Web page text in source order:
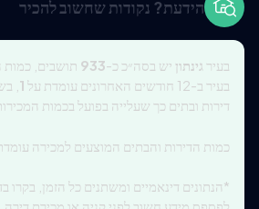
הידעת? נקודות שחשוב להכיר
בעיר גינתון יש בסה״כ כ-933 תושבים, כמות
בעיר ב-12 חודשים האחרונים עומדת על
1
,
דירות ובתים כך שעלייה בפועל בכמות
כמות הדירות והבתים המוצעים למכירה
*הנתונים דינאמיים ומשתנים כל הזמן, בקרו